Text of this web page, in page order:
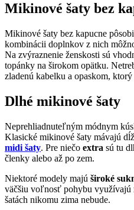
Mikinové šaty bez
Mikinové šaty bez kapucne
kombinácii doplnkov z nich
Na zvýraznenie ženskosti sú
topánky na širokom opätku.
zladenú kabelku a opaskom,
Dlhé mikinové šaty
Neprehliadnuteľným módnym
Klasické mikinové šaty mávajú
midi šaty. Pre niečo extra sú tu
členky alebo až po zem.
Niektoré modely majú široké
väčšiu voľnosť pohybu využívajú
šatách nikomu zima nebude.